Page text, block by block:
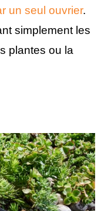
un seul ouvrier.
simplement les
plantes ou la